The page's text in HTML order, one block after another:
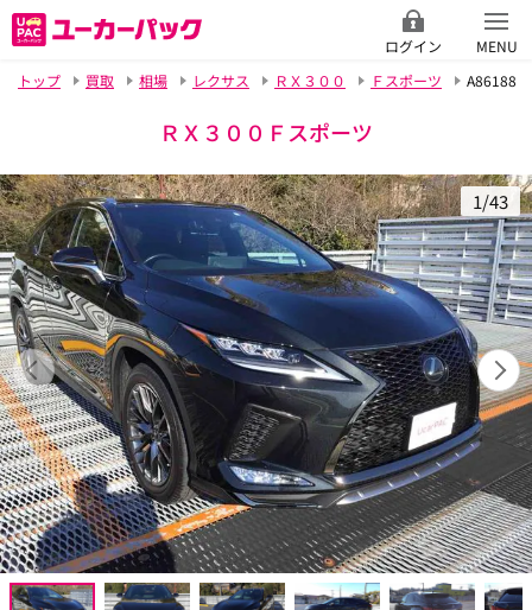
ログイン
MENU
トップ
買取 相場 レクサス ＲＸ３００ Ｆスポーツ A86188
ＲＸ３００Ｆスポーツ
1/43